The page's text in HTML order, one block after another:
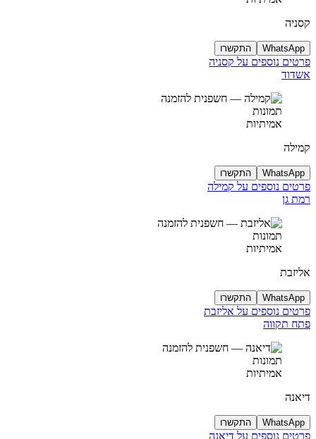
קסניה
WhatsApp התקשרו
פרטים נוספים על קסניה
אשדוד
תמונות
אמיתיות
קמילה
WhatsApp התקשרו
פרטים נוספים על קמילה
רמת גן
תמונות
אמיתיות
אליזבת
WhatsApp התקשרו
פרטים נוספים על אליזבת
פתח תקווה
תמונות
אמיתיות
דיאנה
WhatsApp התקשרו
פרטים נוספים על דיאנה